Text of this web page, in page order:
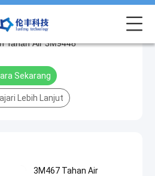
Membran Matte, Keypad
Tahan Air 3M9448
Sekarang
Lebih Lanjut
3M467 Tahan Air